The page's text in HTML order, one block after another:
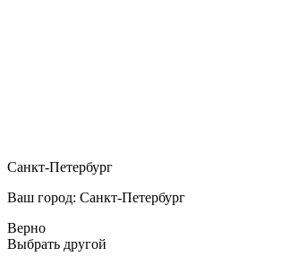
Санкт-Петербург
Ваш город: Санкт-Петербург
Верно
Выбрать другой